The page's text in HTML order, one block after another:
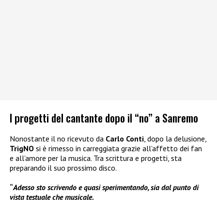
I progetti del cantante dopo il “no” a Sanremo
Nonostante il no ricevuto da Carlo Conti , dopo la delusione,
TrigNO si è rimesso in carreggiata grazie all’affetto dei fan
e all’amore per la musica. Tra scrittura e progetti, sta
preparando il suo prossimo disco.
“Adesso sto scrivendo e quasi sperimentando, sia dal punto di
vista testuale che musicale.